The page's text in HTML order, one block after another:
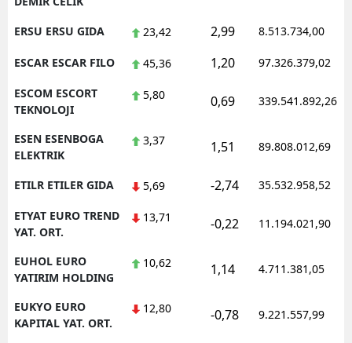
ERSU ERSU GIDA 23,42 2,99 8.513.734,00
ESCAR ESCAR FILO 45,36 1,20 97.326.379,02
ESCOM ESCORT
TEKNOLOJI
5,80 0,69 339.541.892,26
ESEN ESENBOGA
ELEKTRIK
3,37 1,51 89.808.012,69
ETILR ETILER GIDA 5,69 -2,74 35.532.958,52
ETYAT EURO TREND
YAT. ORT.
13,71 -0,22 11.194.021,90
EUHOL EURO
YATIRIM HOLDING
10,62 1,14 4.711.381,05
EUKYO EURO
KAPITAL YAT. ORT.
12,80 -0,78 9.221.557,99